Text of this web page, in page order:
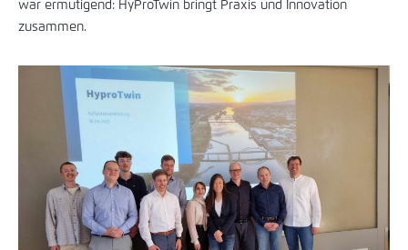
war ermutigend: HyProTwin bringt Praxis und Innovation
zusammen.